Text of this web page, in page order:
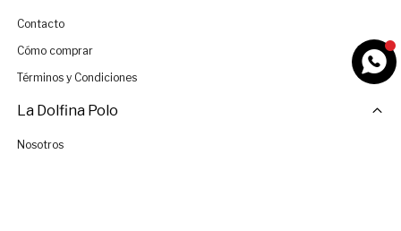
Contacto
Cómo comprar
Términos y Condiciones
La Dolfina Polo
Nosotros